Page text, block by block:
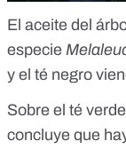
El aceite del
especie
y el té negro
Sobre el té
concluye que